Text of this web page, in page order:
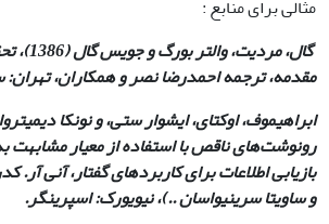
مثالی برای منابع :
گال،
مقدمه، ترجمه احمدرضا نصر و همکاران،
رونوشت‌های ناقص با استفاده از معیار مشابهت
بازیابی اطلاعات برای کاربردهای گفتار، آنی آر.
و ساویتا سرینیواسان ..)، نیویورک: اسپرینگر.